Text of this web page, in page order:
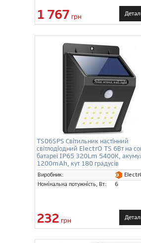
1 767 грн
TS06SPS Світильник настінний
світлодіодний ElectrO TS 6Вт на
батареї IP65 320Lm 5400К,
1200mAh, кут 180 градусів
Виробник:
Номінальна потужність, Вт:
6
232 грн